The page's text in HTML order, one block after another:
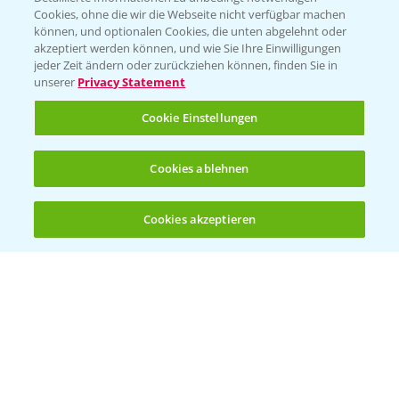
(noch 4)
Beratung auf WhatsApp
T.+49 (0)174 346 564 1
KONTAKT
Hilfe in Notfällen
+49 (0)214/30-20220
Cookies, ohne die wir die Webseite nicht verfügbar machen
können, und optionalen Cookies, die unten abgelehnt oder
akzeptiert werden können, und wie Sie Ihre Einwilligungen
jeder Zeit ändern oder zurückziehen können, finden Sie in
unserer Privacy Statement
Cookie Einstellungen
Cookies ablehnen
Cookies akzeptieren